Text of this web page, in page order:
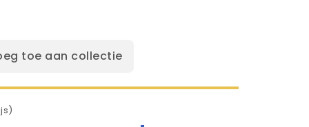
toe aan collectie